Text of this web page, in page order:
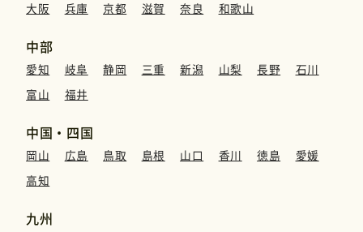
大阪 兵庫 京都 滋賀 奈良 和歌山
中部
愛知 岐阜 静岡 三重 新潟 山梨 長野
石川
富山
福井
中国・四国
岡山 広島 鳥取 島根 山口 香川 徳島
愛媛
高知
九州